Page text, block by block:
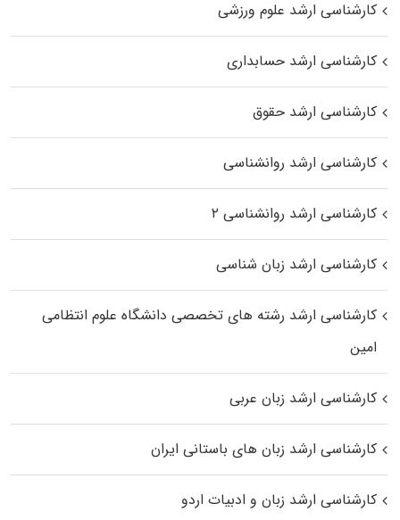
کارشناسی ارشد علوم ورزشی
کارشناسی ارشد حسابداری
کارشناسی ارشد حقوق
کارشناسی ارشد روانشناسی
کارشناسی ارشد روانشناسی ۲
کارشناسی ارشد زبان شناسی
کارشناسی ارشد رﺷﺘﻪ ﻫﺎی تخصصی داﻧﺸﮕﺎه ﻋﻠﻮم انتظامی
اﻣﻴﻦ
کارشناسی ارشد زبان عربی
کارشناسی ارشد زبان‌ های باستانی ایران
کارشناسی ارشد زبان و ادبیات اردو